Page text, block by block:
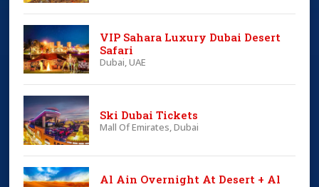
VIP Sahara Luxury Dubai Desert
Safari
Dubai, UAE
Ski Dubai Tickets
Mall Of Emirates, Dubai
Al Ain Overnight At Desert + Al